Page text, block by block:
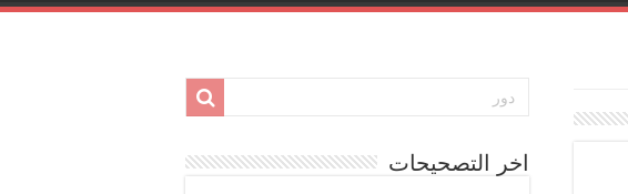
اخر التصحيحات